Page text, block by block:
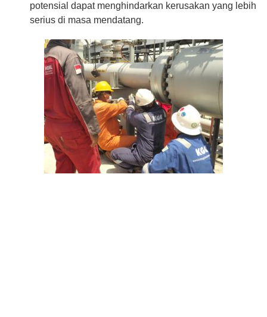
potensial dapat menghindarkan kerusakan yang lebih
serius di masa mendatang.